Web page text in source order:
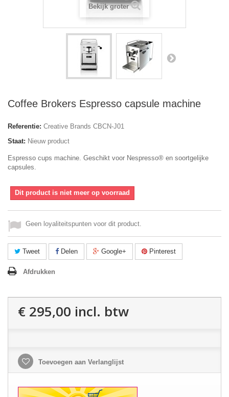
Bekijk groter
Coffee Brokers Espresso capsule machine
Referentie: Creative Brands CBCN-J01
Staat: Nieuw product
Espresso cups machine. Geschikt voor Nespresso® en soortgelijke
capsules.
Dit product is niet meer op voorraad
Geen loyaliteitspunten voor dit product.
Tweet Delen Google+ Pinterest
Afdrukken
€ 295,00 incl. btw
Toevoegen aan Verlanglijst